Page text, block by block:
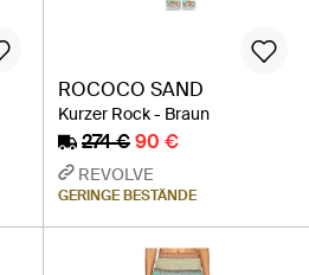
ROCOCO SAND
Kurzer Rock - Braun
274 €90 €
REVOLVE
GERINGE BESTÄNDE